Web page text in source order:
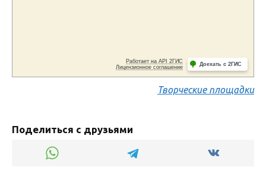
Творческие площадки
Поделиться с друзьями